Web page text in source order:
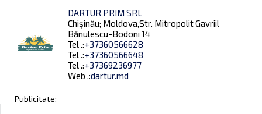
DARTUR PRIM SRL
Chișinău; Moldova,Str. Mitropolit Gavriil
Bănulescu-Bodoni 14
Tel .:+37360566628
Tel .:+37360566648
Tel .:+37369236977
Web .:dartur.md
Publicitate: